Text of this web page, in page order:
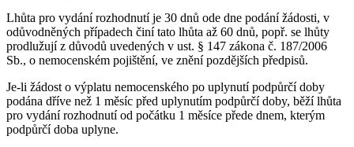
Lhůta pro vydání rozhodnutí je 30 dnů ode dne podání žádosti, v
odůvodněných případech činí tato lhůta až 60 dnů, popř. se lhůty
prodlužují z důvodů uvedených v ust. § 147 zákona č. 187/2006
Sb., o nemocenském pojištění, ve znění pozdějších předpisů.
Je-li žádost o výplatu nemocenského po uplynutí podpůrčí doby
podána dříve než 1 měsíc před uplynutím podpůrčí doby, běží lhůta
pro vydání rozhodnutí od počátku 1 měsíce přede dnem, kterým
podpůrčí doba uplyne.